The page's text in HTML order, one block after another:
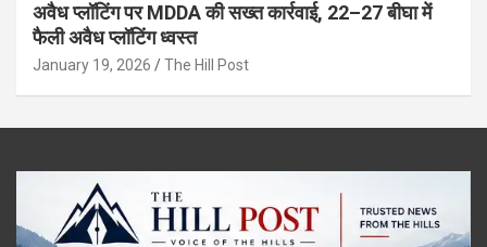
अवैध प्लॉटिंग पर MDDA की सख्त कार्रवाई, 22–27 बीघा में
फैली अवैध प्लॉटिंग ध्वस्त
January 19, 2026 The Hill Post